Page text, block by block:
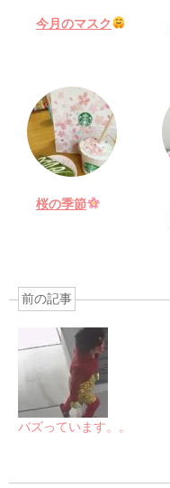
今月のマスク
桜の季節
前の記事
バズっています。。